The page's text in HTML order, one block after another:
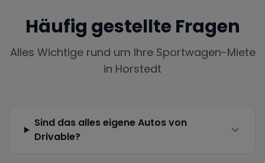
Häufig gestellte Fragen
Alles Wichtige rund um Ihre Sportwagen-Miete
in Horstedt
Sind das alles eigene Autos von
Drivable?